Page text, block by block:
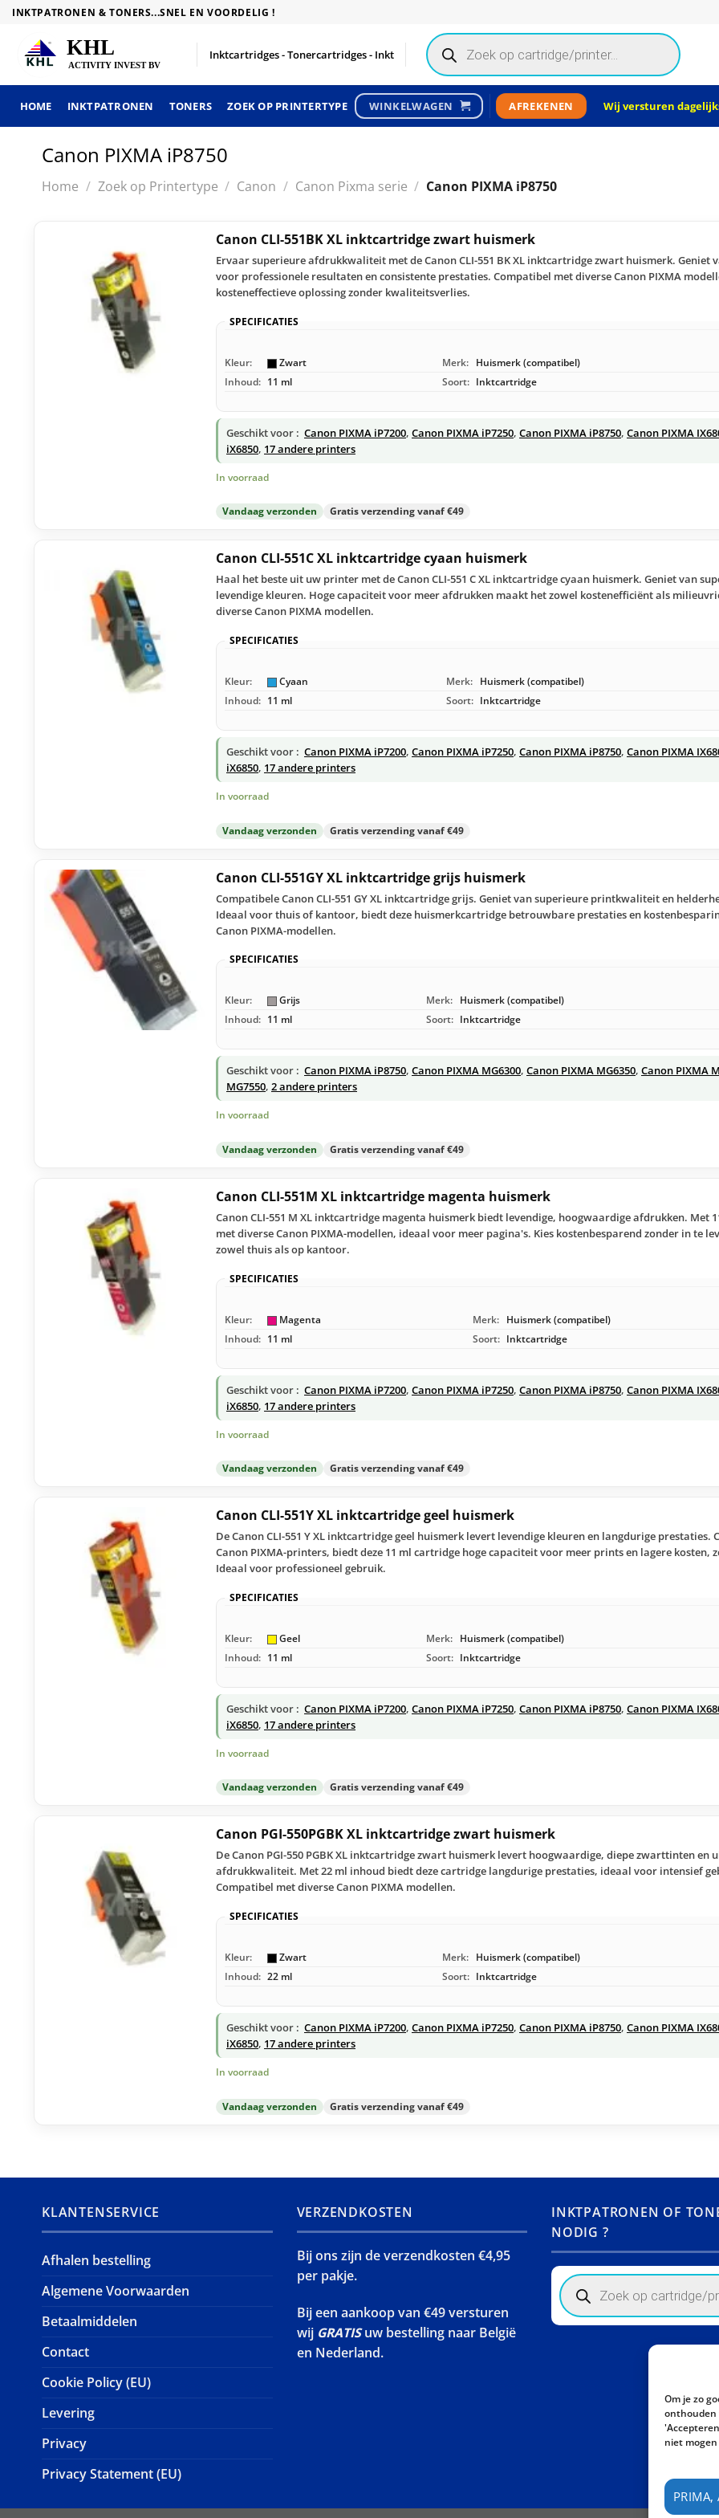
Om je zo
onthouden
niet
PRIMA,
Skip
content
INKTPATRONEN & TONERS...SNEL EN VOORDELIG !
Inktcartridges - Tonercartridges - Inkt
Products
search
HOME INKTPATRONEN TONERS ZOEK OP PRINTERTYPE WINKELWAGEN AFREKENEN Wij versturen
Canon PIXMA iP8750
Home / Zoek op Printertype / Canon / Canon Pixma serie / Canon PIXMA iP8750
Canon CLI-551BK XL inktcartridge zwart huismerk
Ervaar superieure afdrukkwaliteit met de Canon CLI-551 BK XL inktcartridge zwart huismerk. Geniet
voor professionele resultaten en consistente prestaties. Compatibel met diverse Canon PIXMA
kosteneffectieve oplossing zonder kwaliteitsverlies.
SPECIFICATIES
Kleur: Zwart Merk: Huismerk (compatibel)
Inhoud: 11 ml Soort: Inktcartridge
Geschikt voor : Canon PIXMA iP7200, Canon PIXMA iP7250, Canon PIXMA iP8750, Canon PIXMA
iX6850, 17 andere printers
In voorraad
Vandaag verzonden Gratis verzending vanaf €49
Canon CLI-551C XL inktcartridge cyaan huismerk
Haal het beste uit uw printer met de Canon CLI-551 C XL inktcartridge cyaan huismerk. Geniet van
levendige kleuren. Hoge capaciteit voor meer afdrukken maakt het zowel kostenefficiënt als
diverse Canon PIXMA modellen.
SPECIFICATIES
Kleur: Cyaan Merk: Huismerk (compatibel)
Inhoud: 11 ml Soort: Inktcartridge
Geschikt voor : Canon PIXMA iP7200, Canon PIXMA iP7250, Canon PIXMA iP8750, Canon PIXMA
iX6850, 17 andere printers
In voorraad
Vandaag verzonden Gratis verzending vanaf €49
Canon CLI-551GY XL inktcartridge grijs huismerk
Compatibele Canon CLI-551 GY XL inktcartridge grijs. Geniet van superieure printkwaliteit en
Ideaal voor thuis of kantoor, biedt deze huismerkcartridge betrouwbare prestaties en
Canon PIXMA-modellen.
SPECIFICATIES
Kleur: Grijs Merk: Huismerk (compatibel)
Inhoud: 11 ml Soort: Inktcartridge
Geschikt voor : Canon PIXMA iP8750, Canon PIXMA MG6300, Canon PIXMA MG6350, Canon PIXMA
MG7550, 2 andere printers
In voorraad
Vandaag verzonden Gratis verzending vanaf €49
Canon CLI-551M XL inktcartridge magenta huismerk
Canon CLI-551 M XL inktcartridge magenta huismerk biedt levendige, hoogwaardige afdrukken. Met
met diverse Canon PIXMA-modellen, ideaal voor meer pagina's. Kies kostenbesparend zonder in te
zowel thuis als op kantoor.
SPECIFICATIES
Kleur: Magenta Merk: Huismerk (compatibel)
Inhoud: 11 ml Soort: Inktcartridge
Geschikt voor : Canon PIXMA iP7200, Canon PIXMA iP7250, Canon PIXMA iP8750, Canon PIXMA
iX6850, 17 andere printers
In voorraad
Vandaag verzonden Gratis verzending vanaf €49
Canon CLI-551Y XL inktcartridge geel huismerk
De Canon CLI-551 Y XL inktcartridge geel huismerk levert levendige kleuren en langdurige prestaties.
Canon PIXMA-printers, biedt deze 11 ml cartridge hoge capaciteit voor meer prints en lagere kosten,
Ideaal voor professioneel gebruik.
SPECIFICATIES
Kleur: Geel Merk: Huismerk (compatibel)
Inhoud: 11 ml Soort: Inktcartridge
Geschikt voor : Canon PIXMA iP7200, Canon PIXMA iP7250, Canon PIXMA iP8750, Canon PIXMA
iX6850, 17 andere printers
In voorraad
Vandaag verzonden Gratis verzending vanaf €49
Canon PGI-550PGBK XL inktcartridge zwart huismerk
De Canon PGI-550 PGBK XL inktcartridge zwart huismerk levert hoogwaardige, diepe zwarttinten en
afdrukkwaliteit. Met 22 ml inhoud biedt deze cartridge langdurige prestaties, ideaal voor intensief
Compatibel met diverse Canon PIXMA modellen.
SPECIFICATIES
Kleur: Zwart Merk: Huismerk (compatibel)
Inhoud: 22 ml Soort: Inktcartridge
Geschikt voor : Canon PIXMA iP7200, Canon PIXMA iP7250, Canon PIXMA iP8750, Canon PIXMA
iX6850, 17 andere printers
In voorraad
Vandaag verzonden Gratis verzending vanaf €49
KLANTENSERVICE
Afhalen bestelling
Algemene Voorwaarden
Betaalmiddelen
Contact
Cookie Policy (EU)
Levering
Privacy
Privacy Statement (EU)
VERZENDKOSTEN
Bij ons zijn de verzendkosten €4,95
per pakje.
Bij een aankoop van €49 versturen
wij GRATISuw bestelling naar België
en Nederland.
INKTPATRONEN OF
NODIG ?
Products
search